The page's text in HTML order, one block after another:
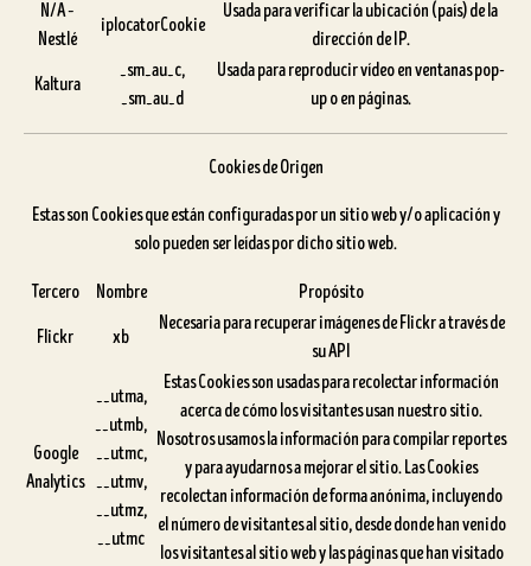
N/A –
Nestlé
iplocatorCookie
Usada para verificar la ubicación (país) de la
dirección de IP.
Kaltura
_sm_au_c,
_sm_au_d
Usada para reproducir vídeo en ventanas pop-
up o en páginas.
Cookies de Origen
Estas son Cookies que están configuradas por un sitio web y/o aplicación y
solo pueden ser leídas por dicho sitio web.
Tercero Nombre
Propósito
Flickr
xb
Necesaria para recuperar imágenes de Flickr a través de
su API
Google
Analytics
__utma,
__utmb,
__utmc,
__utmv,
__utmz,
__utmc
Estas Cookies son usadas para recolectar información
acerca de cómo los visitantes usan nuestro sitio.
Nosotros usamos la información para compilar reportes
y para ayudarnos a mejorar el sitio. Las Cookies
recolectan información de forma anónima, incluyendo
el número de visitantes al sitio, desde donde han venido
los visitantes al sitio web y las páginas que han visitado